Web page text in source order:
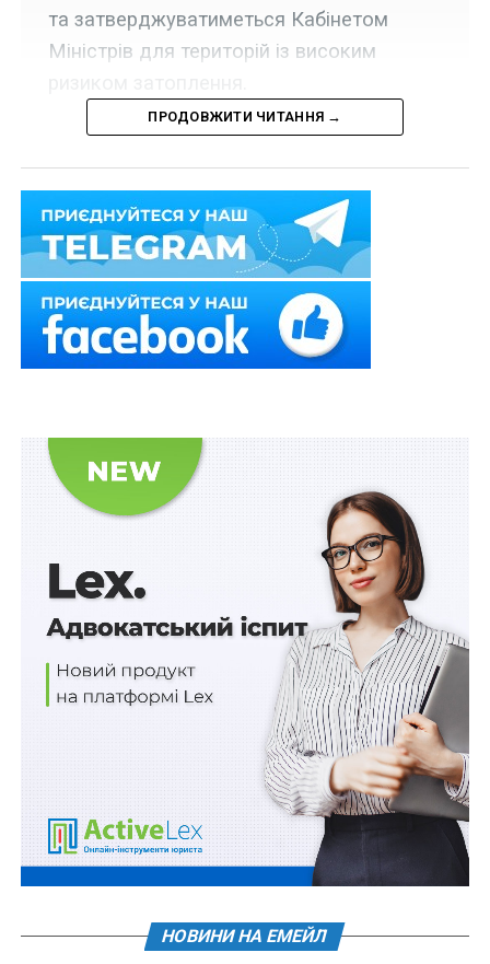
та затверджуватиметься Кабінетом
Міністрів для територій із високим
України від 4 червня 2026 р.
, згідно з якою
план управління ризиками затоплення розробляється
ДСНС разом з Мінекономіки, Держводагентством,
іншими заінтересованими центральними органами
виконавчої влади і погоджується з місцевими
органами виконавчої влади та органами місцевого
самоврядування, на території яких існує високий
Нагадаємопроновий закон про захист
населення від інфекційних хвороб .
Правові позиції Верховного
Суду щодо кримінальних правопорушень, пов’язаних
з війною,та збірник
Воєнний стан. Всі нормативні
матеріали, алгоритми дій, роз’яснення, корисні
ресурси.
Затверджено процедуру оприлюднення
результатів управління активами публічного
сектору
відходами не отримають підконтрольні рф
ПРОДОВЖИТИ ЧИТАННЯ →
НОВИНИ НА ЕМЕЙЛ